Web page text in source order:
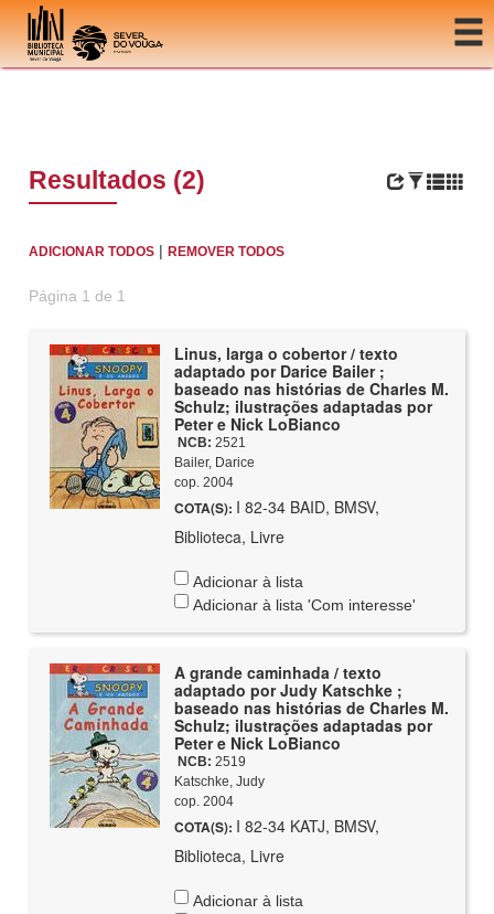
Ir para o conteúdo
Resultados (2)
ADICIONAR TODOS |REMOVER TODOS
Página 1 de 1
Linus, larga o cobertor / texto
adaptado por Darice Bailer ;
baseado nas histórias de Charles M.
Schulz; ilustrações adaptadas por
Peter e Nick LoBianco
NCB: 2521
Bailer, Darice
cop. 2004
COTA(S): I 82-34 BAID, BMSV,
Biblioteca, Livre
Adicionar à lista
Adicionar à lista 'Com interesse'
A grande caminhada / texto
adaptado por Judy Katschke ;
baseado nas histórias de Charles M.
Schulz; ilustrações adaptadas por
Peter e Nick LoBianco
NCB: 2519
Katschke, Judy
cop. 2004
COTA(S): I 82-34 KATJ, BMSV,
Biblioteca, Livre
Adicionar à lista